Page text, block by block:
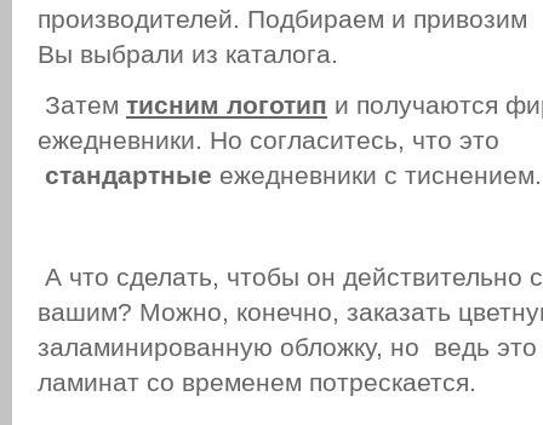
производителей. Подбираем и привозим
Вы выбрали из каталога.
Затем тисним логотип и получаются
ежедневники. Но согласитесь, что это
стандартные ежедневники с тиснением.
А что сделать, чтобы он действительно
вашим? Можно, конечно, заказать
заламинированную обложку, но ведь
ламинат со временем потрескается.